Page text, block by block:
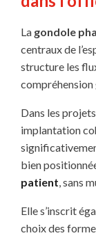
La gondole
centraux de
structure les
compréhension
Dans les
implantation
bien
patient, sans
Elle s’inscrit
choix des